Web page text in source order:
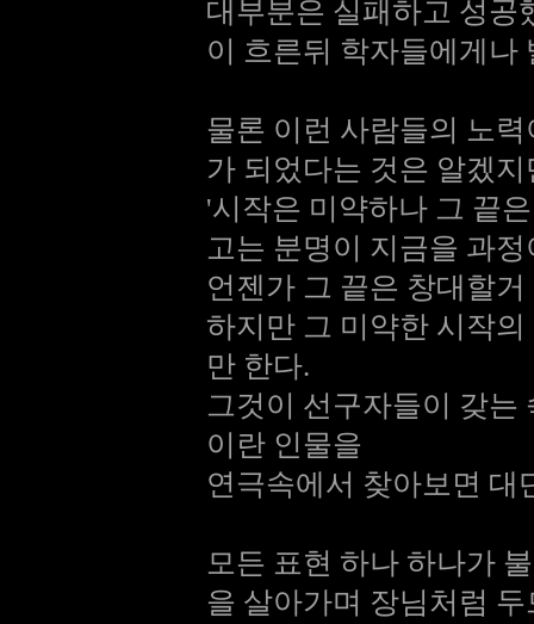
대부분은 실패하고 성공
이 흐른뒤 학자들에게나
물론 이런 사람들의 노
가 되었다는 것은 알겠지
'시작은 미약하나 그 끝
고는 분명이 지금을 과
언젠가 그 끝은 창대할거
하지만 그 미약한 시작
만 한다.
그것이 선구자들이 갖는
이란 인물을
연극속에서 찾아보면 대
모든 표현 하나 하나가
을 살아가며 장님처럼